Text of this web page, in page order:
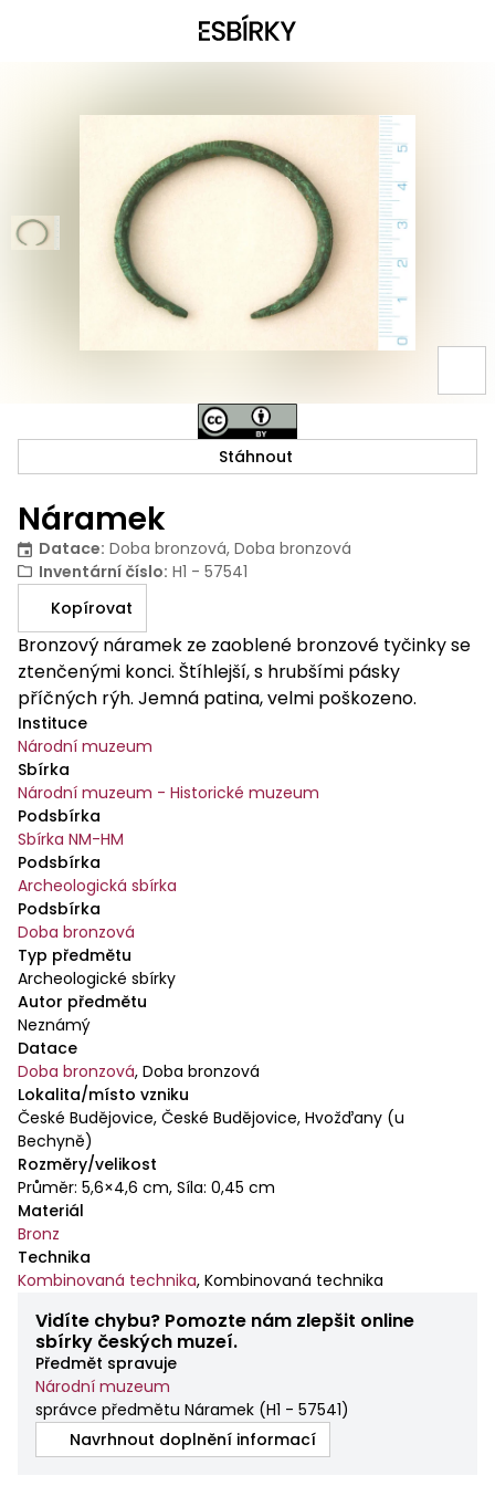
Náramek
Datace: Doba bronzová, Doba bronzová
Inventární číslo: H1 - 57541
Kopírovat
Bronzový náramek ze zaoblené bronzové tyčinky se
ztenčenými konci. Štíhlejší, s hrubšími pásky
příčných rýh. Jemná patina, velmi poškozeno.
Instituce
Národní muzeum
Sbírka
Národní muzeum - Historické muzeum
Podsbírka
Sbírka NM-HM
Podsbírka
Archeologická sbírka
Podsbírka
Doba bronzová
Typ předmětu
Archeologické sbírky
Autor předmětu
Neznámý
Datace
Doba bronzová, Doba bronzová
Lokalita/místo vzniku
České Budějovice, České Budějovice, Hvožďany (u
Bechyně)
Rozměry/velikost
Průměr: 5,6×4,6 cm, Síla: 0,45 cm
Materiál
Bronz
Technika
Kombinovaná technika, Kombinovaná technika
Vidíte chybu? Pomozte nám zlepšit online
sbírky českých muzeí.
Předmět spravuje
Národní muzeum
správce předmětu Náramek (H1 - 57541)
Navrhnout doplnění informací
Stáhnout